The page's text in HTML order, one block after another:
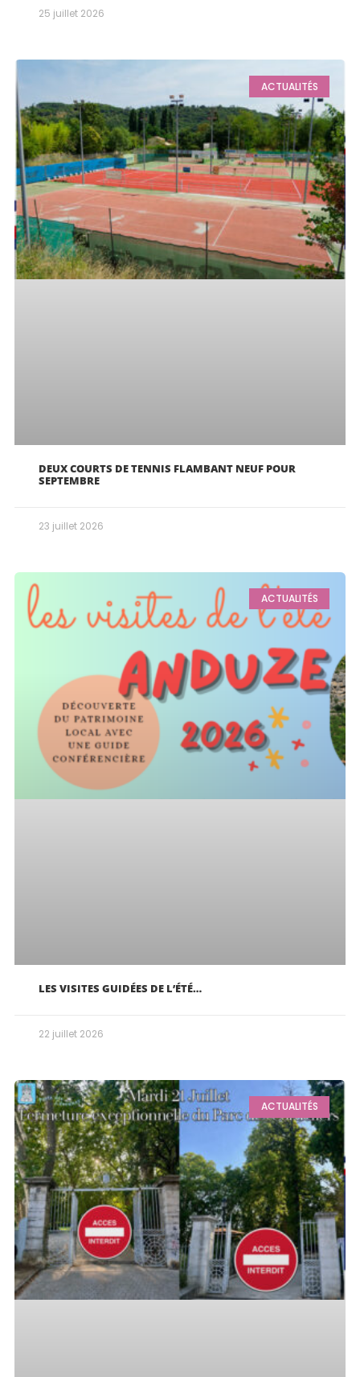
25 juillet 2026
ACTUALITÉS
DEUX COURTS DE TENNIS FLAMBANT NEUF POUR
SEPTEMBRE
23 juillet 2026
ACTUALITÉS
LES VISITES GUIDÉES DE L’ÉTÉ…
22 juillet 2026
ACTUALITÉS